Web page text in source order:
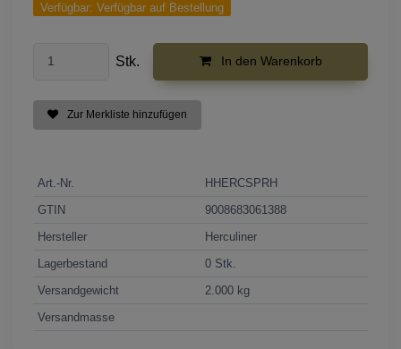
Verfügbar: Verfügbar auf Bestellung
Stk. In den Warenkorb
Zur Merkliste hinzufügen
Art.-Nr.
HHERCSPRH
GTIN
9008683061388
Hersteller
Herculiner
Lagerbestand
0 Stk.
Versandgewicht
2.000 kg
Versandmasse